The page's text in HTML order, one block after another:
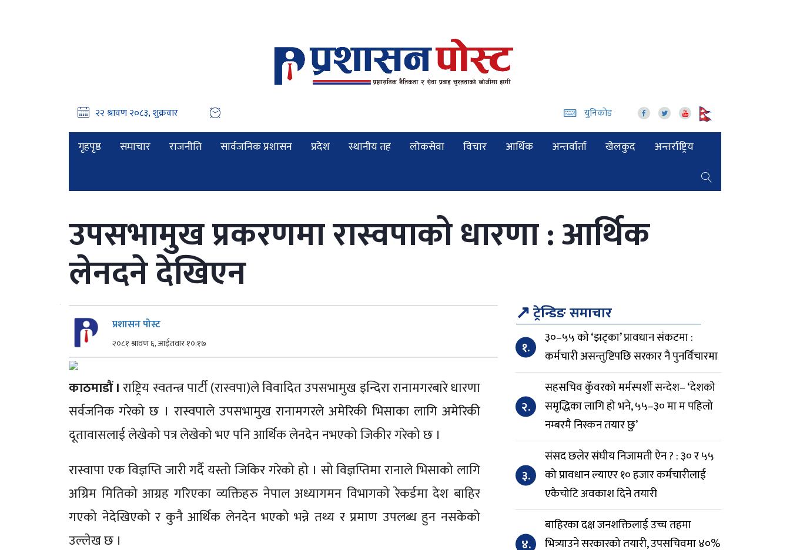
युनिकोड
गृहपृष्ठ समाचार राजनीति सार्वजनिक प्रशासन प्रदेश स्थानीय तह लोकसेवा विचार आर्थिक अन्तर्वार्ता खेलकुद अन्तर्राष्ट्रिय
उपसभामुख प्रकरणमा रास्वपाको धारणा : आर्थिक
लेनदने देखिएन
प्रशासन पोस्ट
२०८१ श्रावण ६, आईतवार १०:१७
काठमाडौं ।राष्ट्रिय स्वतन्त्र पार्टी (रास्वपा)ले विवादित उपसभामुख इन्दिरा रानामगरबारे धारणा
सर्वजनिक गरेको छ । रास्वपाले उपसभामुख रानामगरले अमेरिकी भिसाका लागि अमेरिकी
दूतावासलाई लेखेको पत्र लेखेको भए पनि आर्थिक लेनदेन नभएको जिकीर गरेको छ ।
रास्वापा एक विज्ञप्ति जारी गर्दै यस्तो जिकिर गरेको हो । सो विज्ञप्तिमा रानाले भिसाको लागि
अग्रिम मितिको आग्रह गरिएका व्यक्तिहरु नेपाल अध्यागमन विभागको रेकर्डमा देश बाहिर
गएको नेदेखिएको र कुनै आर्थिक लेनदेन भएको भन्ने तथ्य र प्रमाण उपलब्ध हुन नसकेको
उल्लेख छ ।
↗ट्रेन्डिङ समाचार
१.
३०–५५ को ‘झट्का’ प्रावधान संकटमा :
कर्मचारी असन्तुष्टिपछि सरकार नै पुनर्विचारमा
२.
सहसचिव कुँवरको मर्मस्पर्शी सन्देश– ‘देशको
समृद्धिका लागि हो भने, ५५–३० मा म पहिलो
नम्बरमै निस्कन तयार छु’
३.
संसद छलेर संघीय निजामती ऐन ? : ३० र ५५
को प्रावधान ल्याएर १० हजार कर्मचारीलाई
एकैचोटि अवकाश दिने तयारी
४.
बाहिरका दक्ष जनशक्तिलाई उच्च तहमा
भित्र्याउने सरकारको तयारी, उपसचिवमा ४०%